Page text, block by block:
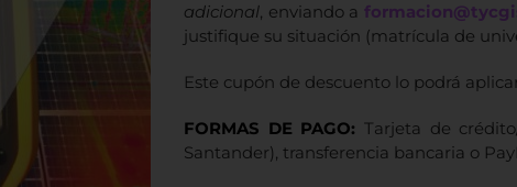
adicional, enviando a
justifique su situación (matrícula de
Este cupón de descuento lo podrá
FORMAS DE PAGO: Tarjeta de
Santander), transferencia bancaria o